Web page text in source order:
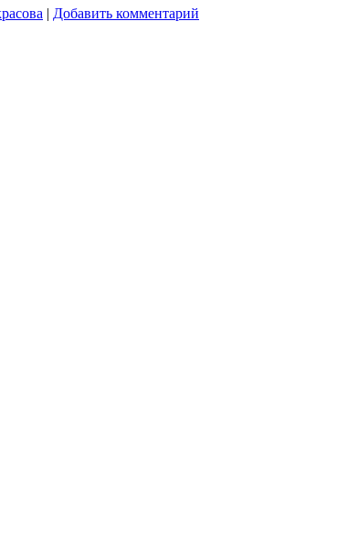
Добавить комментарий